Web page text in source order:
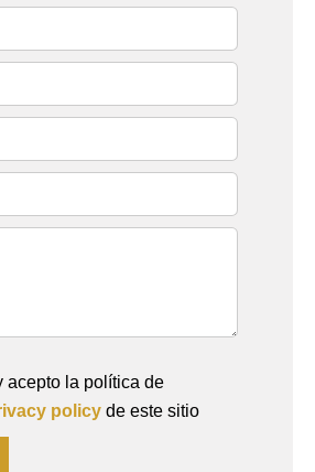
acepto la política de
policy de este sitio